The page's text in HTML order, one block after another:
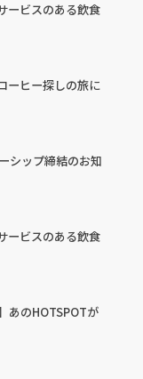
ービスのある飲食
ーヒー探しの旅に
シップ締結のお知
ービスのある飲食
あのHOTSPOTが